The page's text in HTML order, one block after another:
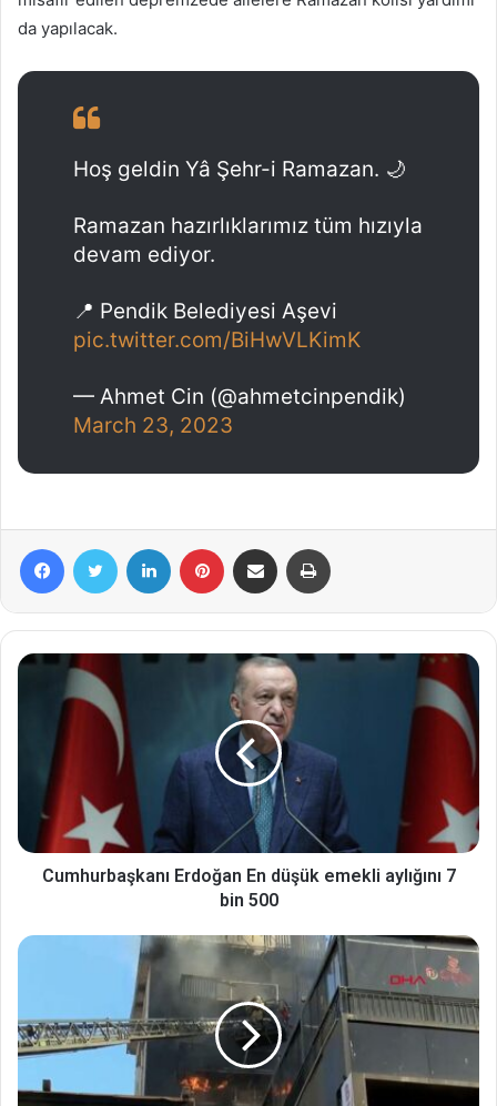
da yapılacak.
Hoş geldin Yâ Şehr-i Ramazan. 🌙
Ramazan hazırlıklarımız tüm hızıyla
devam ediyor.
📍 Pendik Belediyesi Aşevi
pic.twitter.com/BiHwVLKimK
— Ahmet Cin (@ahmetcinpendik)
March 23, 2023
Cumhurbaşkanı Erdoğan En düşük emekli aylığını 7
bin 500